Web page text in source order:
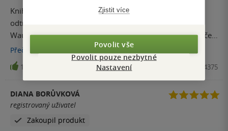
Knihu jsem začala číst ráno a nemohla jsem se od ní
odtrhnout...Kniha se četla moc dobře..a ten konec?
Wau..ten jsem tedy vůbec nečekala..knihu jsem ještě večer
musela dočíst..mohu jen doporučit
Přečíst
18 Kniha, Vendeta, 2022, DEF0000064375
DIANA BORŮVKOVÁ
registrovaný uživatel
Zakoupil produkt
Zjistit více
Povolit vše
Povolit pouze nezbytné
Nastavení